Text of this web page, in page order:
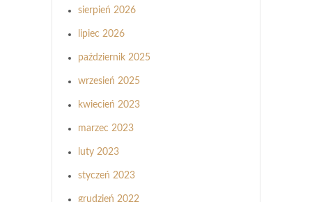
sierpień 2026
lipiec 2026
październik 2025
wrzesień 2025
kwiecień 2023
marzec 2023
luty 2023
styczeń 2023
grudzień 2022